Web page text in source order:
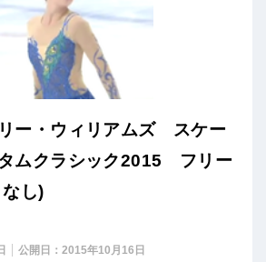
ー・ウィリアムズ スケー
タムクラシック2015 フリー
し)
公開日： 2015年10月16日